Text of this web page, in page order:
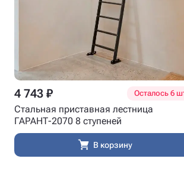
4 743 ₽ Осталось 6
Стальная приставная лестница
ГАРАНТ-2070 8 ступеней
В корзину